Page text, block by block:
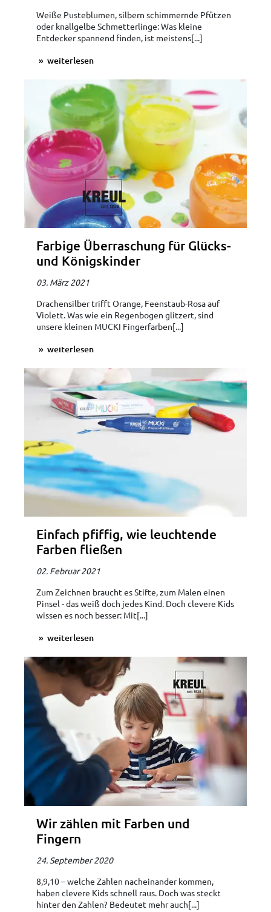
Weiße Pusteblumen, silbern schimmernde Pfützen
oder knallgelbe Schmetterlinge: Was kleine
Entdecker spannend finden, ist meistens[...]
weiterlesen
Farbige Überraschung für Glücks-
und Königskinder
03. März 2021
Drachensilber trifft Orange, Feenstaub-Rosa auf
Violett. Was wie ein Regenbogen glitzert, sind
unsere kleinen MUCKI Fingerfarben[...]
weiterlesen
Einfach pfiffig, wie leuchtende
Farben fließen
02. Februar 2021
Zum Zeichnen braucht es Stifte, zum Malen einen
Pinsel - das weiß doch jedes Kind. Doch clevere Kids
wissen es noch besser: Mit[...]
weiterlesen
Wir zählen mit Farben und
Fingern
24. September 2020
8,9,10 – welche Zahlen nacheinander kommen,
haben clevere Kids schnell raus. Doch was steckt
hinter den Zahlen? Bedeutet mehr auch[...]